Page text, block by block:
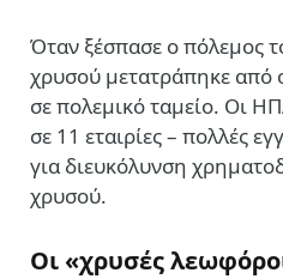
Όταν ξέσπασε ο πόλεμος
χρυσού μετατράπηκε από
σε πολεμικό ταμείο. Οι
σε 11 εταιρίες – πολλές
για διευκόλυνση
χρυσού.
Οι «χρυσές